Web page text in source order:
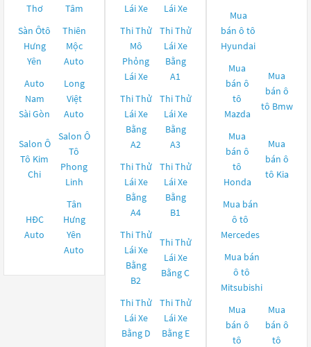
Thơ
Tâm
Sàn Ôtô
Hưng
Yên
Thiên
Mộc
Auto
Auto
Nam
Sài Gòn
Long
Việt
Auto
Salon Ô
Tô Kim
Chi
Salon Ô
Tô
Phong
Linh
HĐC
Auto
Tân
Hưng
Yên
Auto
Lái Xe
Lái Xe
Thi Thử
Mô
Phỏng
Lái Xe
Thi Thử
Lái Xe
Bằng
A1
Thi Thử
Lái Xe
Bằng
A2
Thi Thử
Lái Xe
Bằng
A3
Thi Thử
Lái Xe
Bằng
A4
Thi Thử
Lái Xe
Bằng
B1
Thi Thử
Lái Xe
Bằng
B2
Thi Thử
Lái Xe
Bằng C
Thi Thử
Lái Xe
Bằng D
Thi Thử
Lái Xe
Bằng E
Mua
bán ô tô
Hyundai
Mua
bán ô
tô
Mazda
Mua
bán ô
tô Bmw
Mua
bán ô
tô
Honda
Mua
bán ô
tô Kia
Mua bán
ô tô
Mercedes
Mua bán
ô tô
Mitsubishi
Mua
bán ô
tô
Mua
bán ô
tô